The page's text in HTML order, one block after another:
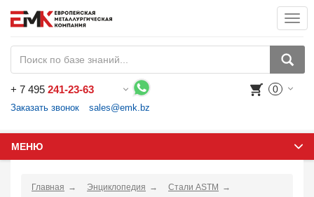
+ 7 495 241-23-63
Заказать звонок sales@emk.bz
0
МЕНЮ
Главная Энциклопедия
Стали ASTM